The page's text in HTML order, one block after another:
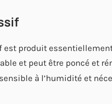
est produit
et peut être poncé et
à l’humidité et